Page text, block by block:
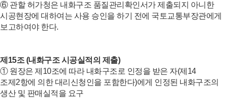
⑥ 관할 허가청은 내화구조 품질관리확인서가 제출되지 아니한
시공현장에 대하여는 사용 승인을 하기 전에 국토교통부장관에게
보고하여야 한다.
제15조 (내화구조 시공실적의 제출)
① 원장은 제10조에 따라 내화구조로 인정을 받은 자(제14
조제2항에 의한 대리신청인을 포함한다)에게 인정된 내화구조의
생산 및 판매실적을 요구